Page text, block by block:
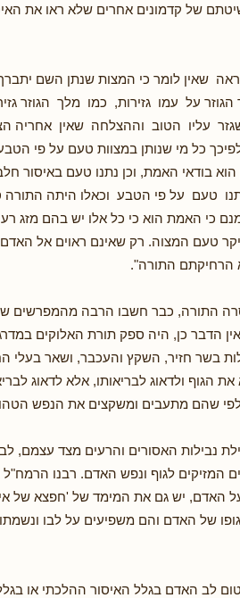
של קדמונים אחרים שלא ראו את
שאין לומר כי המצות שנתן השם
על עמו גזירות, כמו מלך הגוזר
עליו הטוב וההצלחה שאין אחריה
כל מי שנותן במצוות טעם על פי
הוא בודאי האמת, וכן נתנו טעם באיסור
טעם על פי הטבע וכאלו היתה
כי האמת הוא כי כל אלו יש בהם מזג רע
טעם המצוה. רק שאינם ראוים אל
הרחיקתם התורה".
התורה, כבר חשבו הרבה מהמפרשים
הדבר כן, היה ספק תורת האלוקים
בשר חזיר, השקץ והעכבר, ושאר בעלי
הגוף ולדאוג לבריאותו, אלא לדאוג
שהם מתעבים ומשקצים את הנפש
נבילות האסורים והרעים מצד עצמם,
לגוף ונפש האדם. רבנו הרמח"ל
האדם, יש גם את המימד של 'חפצא של
של האדם והם משפיעים על לבו ונשמתו
לב האדם בגלל האיסור ההלכתי או